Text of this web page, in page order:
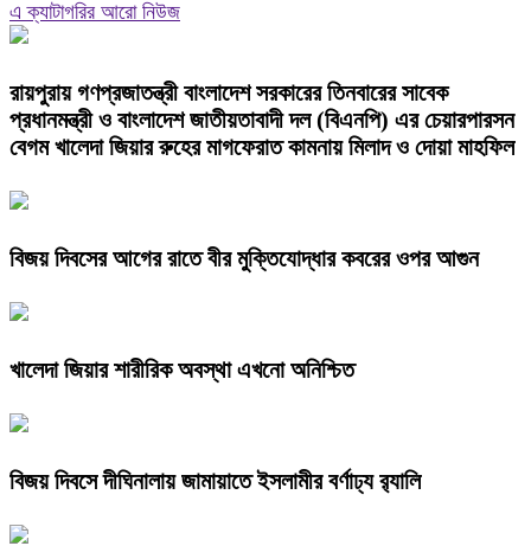
এ ক্যাটাগরির আরো নিউজ
রায়পুরায় গণপ্রজাতন্ত্রী বাংলাদেশ সরকারের তিনবারের সাবেক
প্রধানমন্ত্রী ও বাংলাদেশ জাতীয়তাবাদী দল (বিএনপি) এর চেয়ারপারসন
বেগম খালেদা জিয়ার রুহের মাগফেরাত কামনায় মিলাদ ও দোয়া মাহফিল
বিজয় দিবসের আগের রাতে বীর মুক্তিযোদ্ধার কবরের ওপর আগুন
খালেদা জিয়ার শারীরিক অবস্থা এখনো অনিশ্চিত
বিজয় দিবসে দীঘিনালায় জামায়াতে ইসলামীর বর্ণাঢ্য র‍্যালি